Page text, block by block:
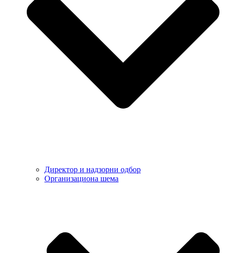
Директор и надзорни одбор
Организациона шема